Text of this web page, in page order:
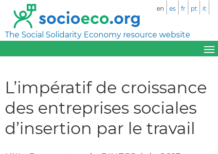
The Social Solidarity Economy resource website
en es fr pt it
L’impératif de croissance
des entreprises sociales
d’insertion par le travail